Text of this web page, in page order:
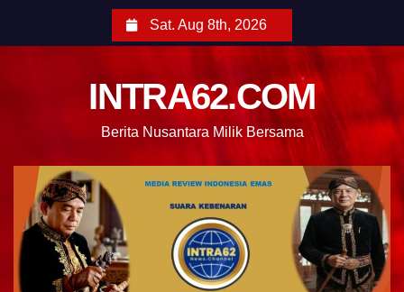
Sat. Aug 8th, 2026
INTRA62.COM
Berita Nusantara Milik Bersama